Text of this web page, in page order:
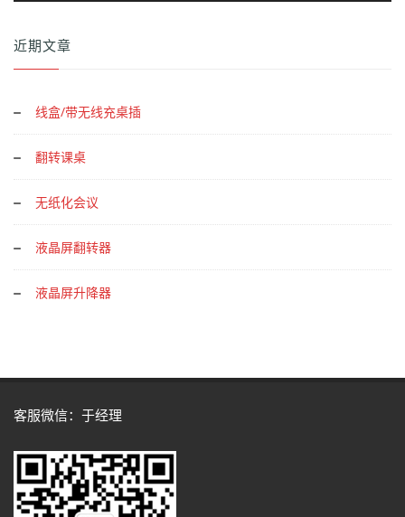
近期文章
线盒/带无线充桌插
翻转课桌
无纸化会议
液晶屏翻转器
液晶屏升降器
客服微信：于经理